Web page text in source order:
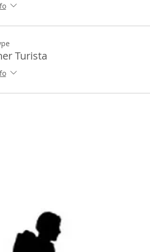
Turista